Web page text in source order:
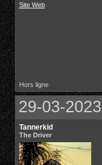
Site Web
Hors ligne
29-03-
Tannerkid
The Driver